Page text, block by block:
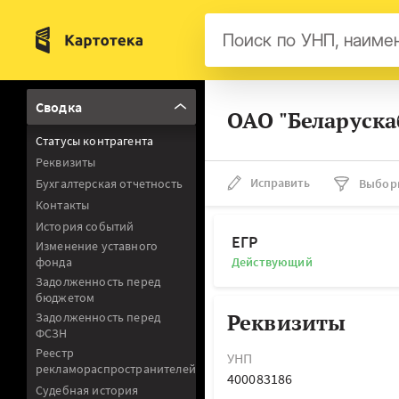
Сводка
Статусы контрагента
Реквизиты
Бухгалтерская отчетность
Контакты
История событий
Изменение уставного
фонда
Задолженность перед
бюджетом
Задолженность перед
ФСЗН
Реестр
рекламораспространителей
Судебная история
ОАО
Исправить
ЕГР
Действующий
Реквизиты
УНП
400083186